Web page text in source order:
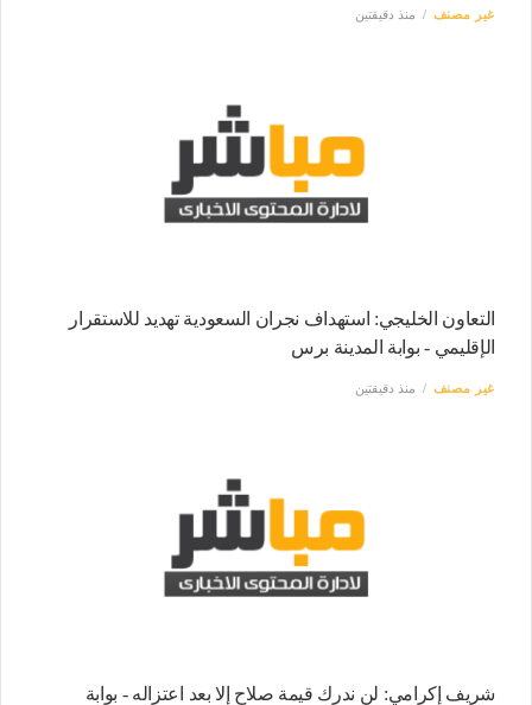
غير مصنف منذ دقيقتين
التعاون الخليجي: استهداف نجران السعودية تهديد للاستقرار
الإقليمي - بوابة المدينة برس
غير مصنف منذ دقيقتين
شريف إكرامي: لن ندرك قيمة صلاح إلا بعد اعتزاله - بوابة